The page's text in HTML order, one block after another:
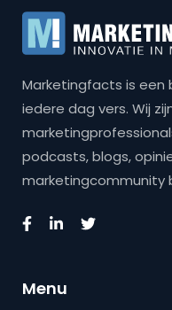
Marketingfacts is een
iedere dag vers. Wij
podcasts, blogs,
marketingcommunity
Menu